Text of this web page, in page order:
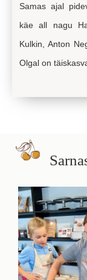
Samas ajal
käe all nagu
Kulkin, Anton
Olgal on